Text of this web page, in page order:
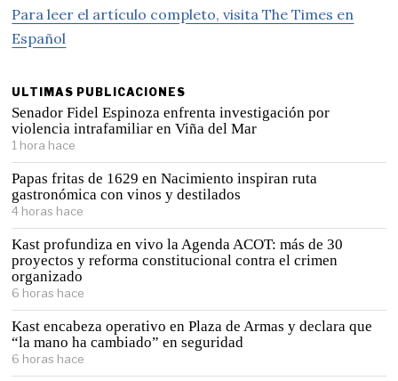
Para leer el artículo completo, visita The Times en
Español
ULTIMAS PUBLICACIONES
Senador Fidel Espinoza enfrenta investigación por
violencia intrafamiliar en Viña del Mar
1 hora hace
Papas fritas de 1629 en Nacimiento inspiran ruta
gastronómica con vinos y destilados
4 horas hace
Kast profundiza en vivo la Agenda ACOT: más de 30
proyectos y reforma constitucional contra el crimen
organizado
6 horas hace
Kast encabeza operativo en Plaza de Armas y declara que
“la mano ha cambiado” en seguridad
6 horas hace